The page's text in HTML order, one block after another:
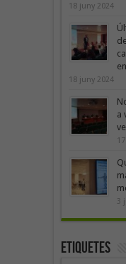
18 juny 2024
18 juny 2024
a
3
Etiquetes